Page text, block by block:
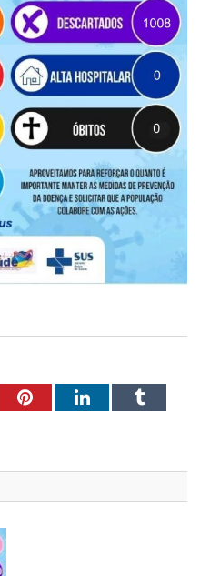
PinterestLinkedInTumblr